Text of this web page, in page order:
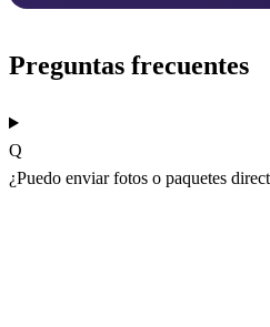
Preguntas frecuentes
Q
¿Puedo enviar fotos o paquetes